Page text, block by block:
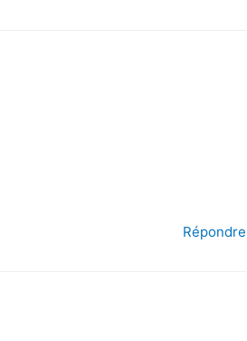
Répondre